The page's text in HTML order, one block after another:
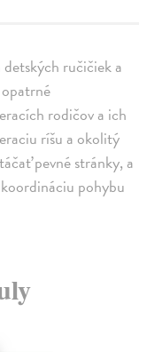
ručičiek a
rodičov a ich
ríšu a okolitý
pevné stránky, a
pohybu